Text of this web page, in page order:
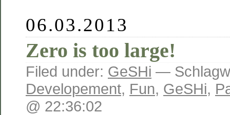
06.03.2013
Zero is too large!
Filed under: GeSHi —
Developement, Fun, GeSHi,
@ 22:36:02